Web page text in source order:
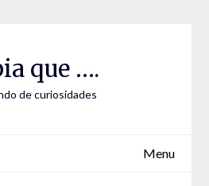
que ….
de curiosidades
Menu